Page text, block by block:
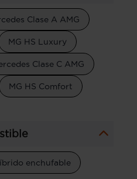
Clase A AMG
MG HS Luxury
Clase C AMG
MG HS Comfort
enchufable